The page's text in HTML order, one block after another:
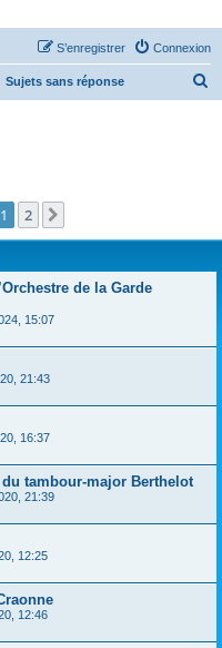
Connexion
S’enregistrer
Sujets sans réponse
c
1 2
de la Garde
15:07
21:43
16:37
tambour-major Berthelot
21:39
12:25
12:46